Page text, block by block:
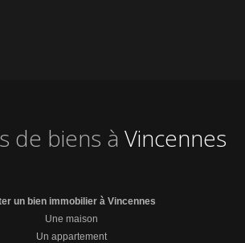
de biens à Vincennes
un bien immobilier à Vincennes
Une maison
Un appartement